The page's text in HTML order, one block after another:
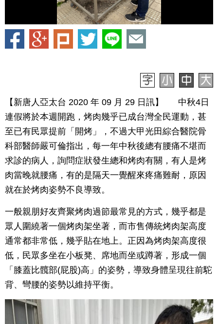
【新唐人亞太台 2020 年 09 月 29 日訊】 中秋4日
連假將於本週開跑，烤肉幾乎已成台灣全民運動，甚
至已有民眾提前「開烤」，不過大甲光田綜合醫院骨
科部醫師嚴可倫指出，每一年中秋後總有腰痛不堪而
求診的病人，詢問症狀發生總和烤肉有關，有人是烤
肉當晚就腰痛，有的是隔天一覺醒來疼痛難耐，原因
就在於烤肉姿勢不良導致。
一般親朋好友齊聚烤肉過節最常見的方式，幾乎都是
眾人圍繞著一個烤肉架坐著，而市售傳統烤肉架高度
通常都非常低，幾乎貼在地上。正因為烤肉架高度很
低，民眾多坐在小板凳、席地而坐或蹲著，形成一個
「膝蓋比髖部(屁股)高」的姿勢，導致身體呈現往前駝
背、彎腰的姿勢以維持平衡。